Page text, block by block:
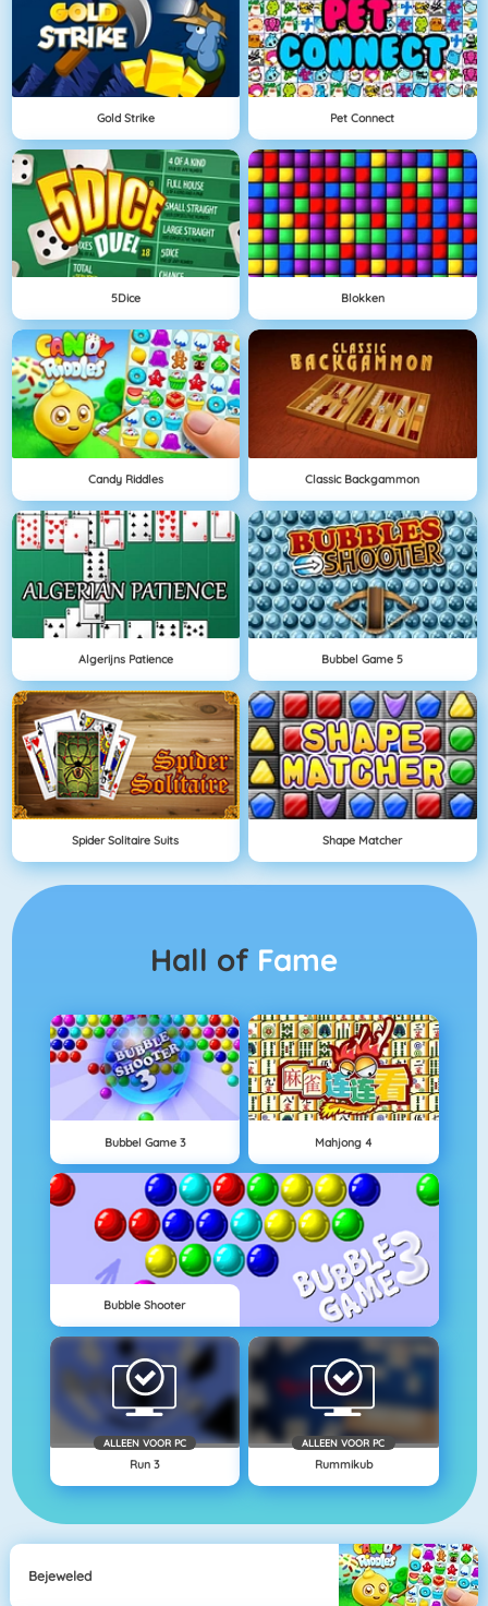
Gold Strike Pet Connect
5Dice Blokken
Candy Riddles Classic Backgammon
Algerijns Patience Bubbel Game 5
Spider Solitaire Suits Shape Matcher
Hall of Fame
Bubbel Game 3 Mahjong 4
Bubble Shooter
ALLEEN VOOR PC
Run 3
ALLEEN VOOR PC
Rummikub
Bejeweled